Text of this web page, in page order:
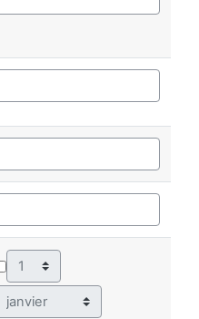
Jour
Mois